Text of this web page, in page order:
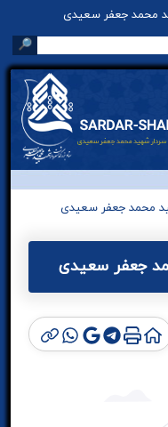
محمد جعفر سعیدی
🔎
محمد جعفر سعیدی
جعفر سعیدی